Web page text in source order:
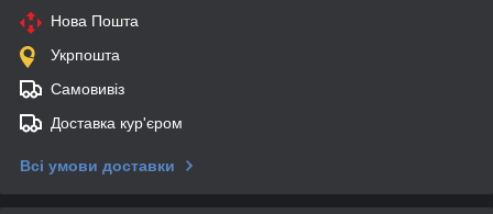
Нова Пошта
Укрпошта
Самовивіз
Доставка кур'єром
Всі умови доставки